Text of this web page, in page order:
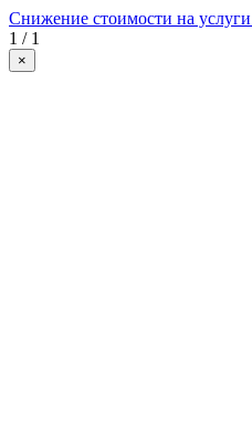
Снижение стоимости на
1 / 1
×